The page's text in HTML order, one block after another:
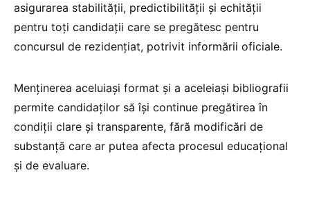
asigurarea stabilității, predictibilității și echității
pentru toți candidații care se pregătesc pentru
concursul de rezidențiat, potrivit informării oficiale.
Menținerea aceluiași format și a aceleiași bibliografii
permite candidaților să își continue pregătirea în
condiții clare și transparente, fără modificări de
substanță care ar putea afecta procesul educațional
și de evaluare.